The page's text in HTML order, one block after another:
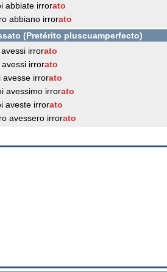
abbiate irrorato
abbiano irrorato
(Pretérito pluscuamperfecto)
irrorato
irrorato
avesse irrorato
avessimo irrorato
aveste irrorato
avessero irrorato